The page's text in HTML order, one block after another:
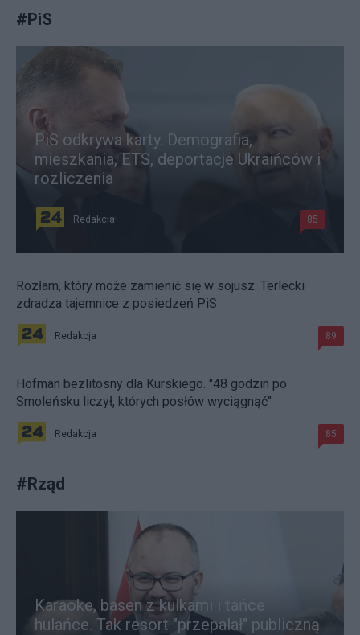
#PiS
PiS odkrywa karty. Demografia,
mieszkania, ETS, deportacje Ukraińców i
rozliczenia
Redakcja 85
Rozłam, który może zamienić się w sojusz. Terlecki
zdradza tajemnice z posiedzeń PiS
Redakcja 89
Hofman bezlitosny dla Kurskiego. "48 godzin po
Smoleńsku liczył, których posłów wyciągnąć"
Redakcja 85
#Rząd
Karaoke, basen z kulkami i tańce
hulańce. Tak resort "przepalał" publiczną